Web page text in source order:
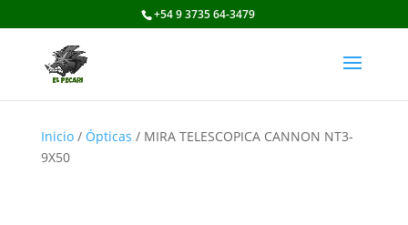
+54 9 3735 64-3479
Inicio/ Ópticas / MIRA TELESCOPICA CANNON NT3-
9X50